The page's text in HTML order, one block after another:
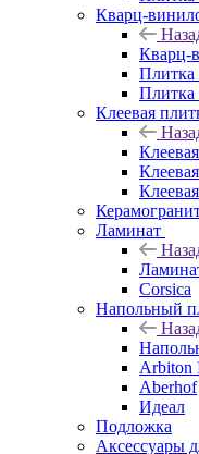
Кварц-
Кварц-
Плитка
Плитка
Клеевая
Ламинат
Corsica
Напольный
Arbiton
Aberhof
Идеал
Подложка
Аксессуары